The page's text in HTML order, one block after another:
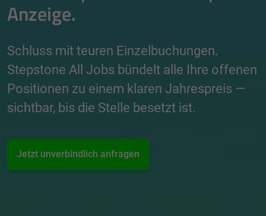
Anzeige.
Schluss mit teuren Einzelbuchungen.
Stepstone All Jobs bündelt alle Ihre offenen
Positionen zu einem klaren Jahrespreis —
sichtbar, bis die Stelle besetzt ist.
Jetzt unverbindlich anfragen